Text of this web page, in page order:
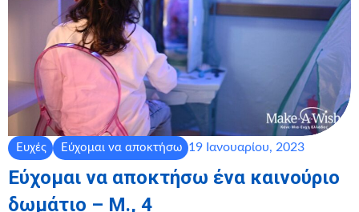
Ευχές Εύχομαι να αποκτήσω 19 Ιανουαρίου, 2023
Εύχομαι να αποκτήσω ένα καινούριο
δωμάτιο – Μ., 4